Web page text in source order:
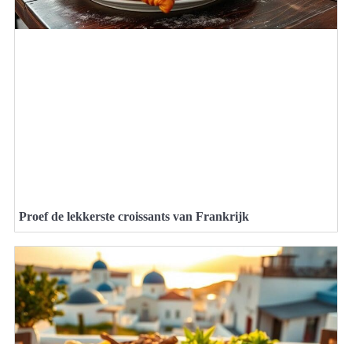
Proef de lekkerste croissants van Frankrijk